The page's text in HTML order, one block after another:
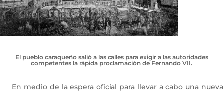
El pueblo caraqueño salió a las calles para exigir a las autoridades
competentes la rápida proclamación de Fernando VII.
En medio de la espera oficial para llevar a cabo una nueva